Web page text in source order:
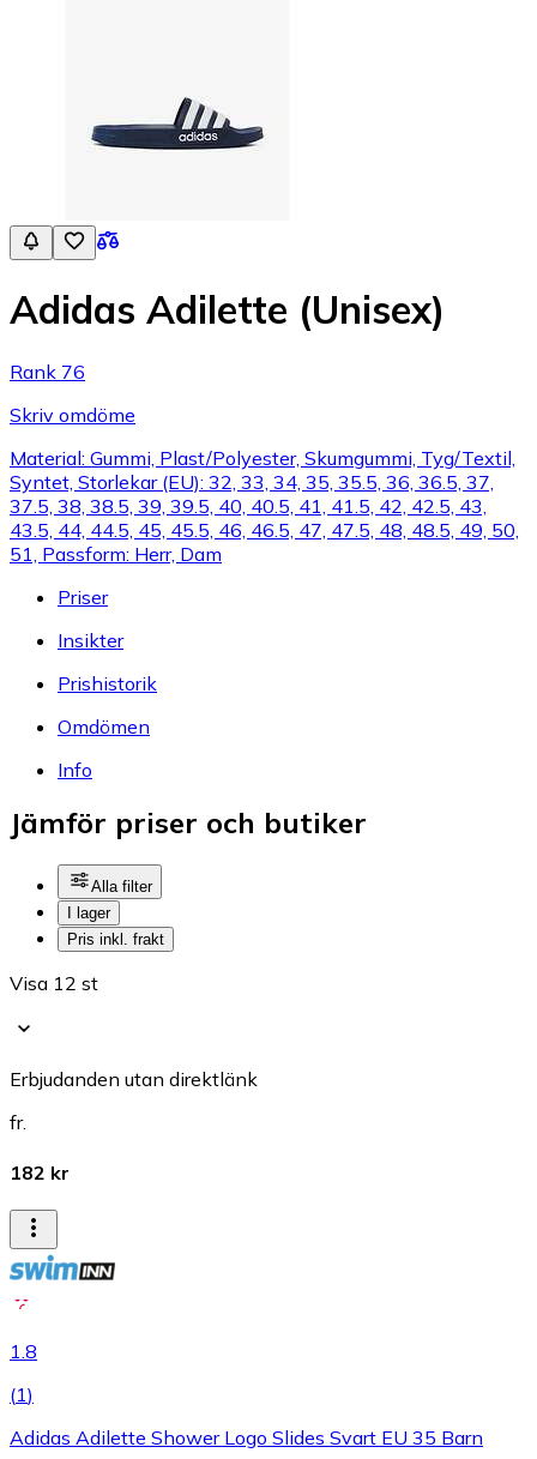
Adidas Adilette (Unisex)
Rank 76
Skriv omdöme
Material: Gummi, Plast/Polyester, Skumgummi, Tyg/Textil,
Syntet, Storlekar (EU): 32, 33, 34, 35, 35.5, 36, 36.5, 37,
37.5, 38, 38.5, 39, 39.5, 40, 40.5, 41, 41.5, 42, 42.5, 43,
43.5, 44, 44.5, 45, 45.5, 46, 46.5, 47, 47.5, 48, 48.5, 49, 50,
51, Passform: Herr, Dam
Priser
Insikter
Prishistorik
Omdömen
Info
Jämför priser och butiker
Alla filter
I lager
Pris inkl. frakt
Visa 12 st
Erbjudanden utan direktlänk
fr.
182 kr
1.8
(1)
Adidas Adilette Shower Logo Slides Svart EU 35 Barn